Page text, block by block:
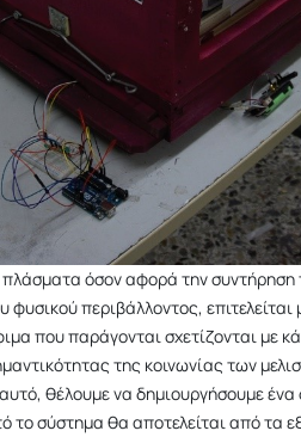
πλάσματα όσον αφορά την
περιβάλλοντος,
που παράγονται σχετίζονται με
της κοινωνίας των
αυτό, θέλουμε να δημιουργήσουμε
το σύστημα θα αποτελείται από τα